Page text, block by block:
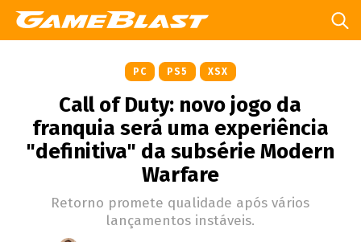
PC PS5 XSX
Call of Duty: novo jogo da
franquia será uma experiência
"definitiva" da subsérie Modern
Warfare
Retorno promete qualidade após vários
lançamentos instáveis.